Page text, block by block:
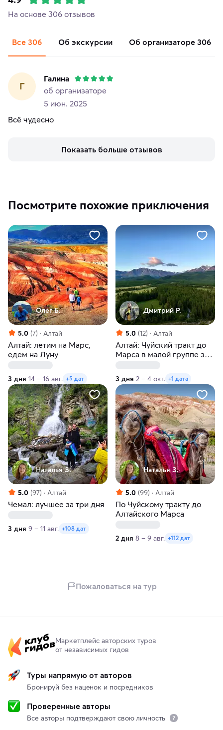
На основе 306 отзывов
Все 306 об экскурсии об организаторе 306
Г
Галина
об организаторе
5 июн. 2025
Всё чудесно
Показать больше отзывов
Посмотрите похожие приключения
Олег Б.
5.0 (7) Алтай
Алтай: летим на Марс,
едем на Луну
3 дня 14 – 16 авг. +5 дат
Дмитрий Р.
5.0 (12) Алтай
Алтай: Чуйский тракт до
Марса в малой группе за 3
3 дня 2 – 4 окт. +1 дата
Наталья З.
5.0 (97) Алтай
Чемал: лучшее за три дня
3 дня 9 – 11 авг. +108 дат
Наталья З.
5.0 (99) Алтай
По Чуйскому тракту до
Алтайского Марса
2 дня 8 – 9 авг. +112 дат
Пожаловаться на тур
Маркетплейс авторских туров
от независимых гидов
Туры напрямую от авторов
Бронируй без наценок и посредников
Проверенные авторы
Все авторы подтверждают свою личность